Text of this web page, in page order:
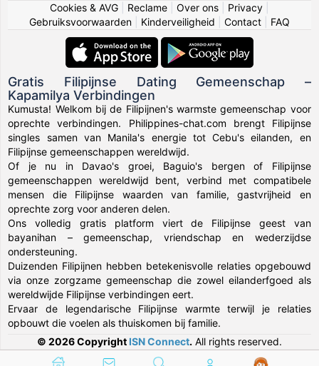
Cookies & AVG
Reclame Over ons Privacy
Gebruiksvoorwaarden
Kinderveiligheid Contact FAQ
Gratis Filipijnse Dating Gemeenschap –
Kapamilya Verbindingen
Kumusta! Welkom bij de Filipijnen's warmste gemeenschap voor
oprechte verbindingen. Philippines-chat.com brengt Filipijnse
singles samen van Manila's energie tot Cebu's eilanden, en
Filipijnse gemeenschappen wereldwijd.
Of je nu in Davao's groei, Baguio's bergen of Filipijnse
gemeenschappen wereldwijd bent, verbind met compatibele
mensen die Filipijnse waarden van familie, gastvrijheid en
oprechte zorg voor anderen delen.
Ons volledig gratis platform viert de Filipijnse geest van
bayanihan – gemeenschap, vriendschap en wederzijdse
ondersteuning.
Duizenden Filipijnen hebben betekenisvolle relaties opgebouwd
via onze zorgzame gemeenschap die zowel eilanderfgoed als
wereldwijde Filipijnse verbindingen eert.
Ervaar de legendarische Filipijnse warmte terwijl je relaties
opbouwt die voelen als thuiskomen bij familie.
© 2026 Copyright ISN Connect. All rights reserved.